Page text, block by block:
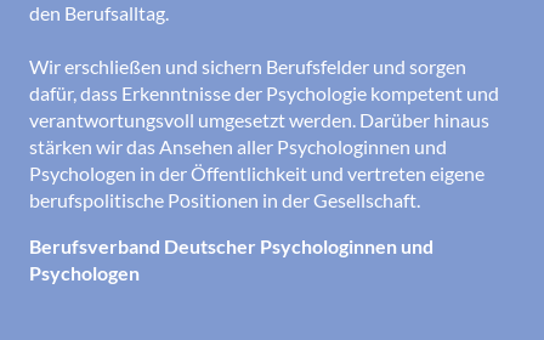
den Berufsalltag.
Wir erschließen und sichern Berufsfelder und sorgen
dafür, dass Erkenntnisse der Psychologie kompetent und
verantwortungsvoll umgesetzt werden. Darüber hinaus
stärken wir das Ansehen aller Psychologinnen und
Psychologen in der Öffentlichkeit und vertreten eigene
berufspolitische Positionen in der Gesellschaft.
Berufsverband Deutscher Psychologinnen und
Psychologen